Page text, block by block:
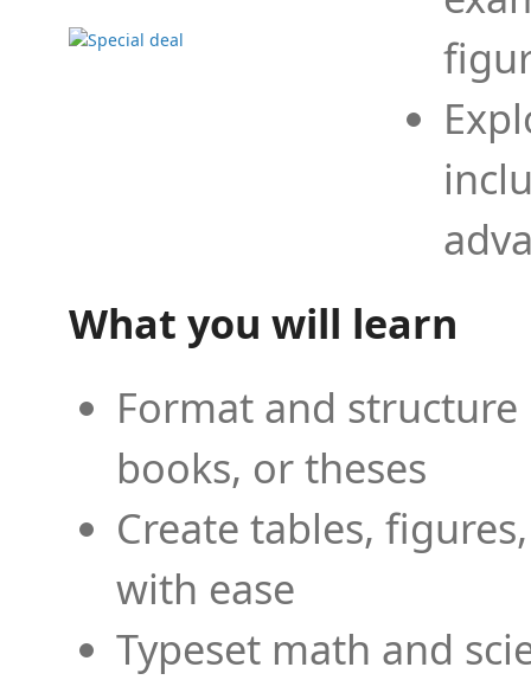
What you will learn
Format and
books, or theses
Create tables,
with ease
Typeset math and